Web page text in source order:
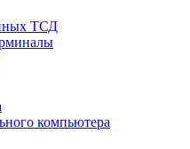
ТСД
компьютера